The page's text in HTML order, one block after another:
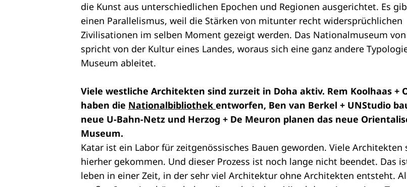
die Kunst aus unterschiedlichen Epochen und Regionen ausgerichtet. Es
einen Parallelismus, weil die Stärken von mitunter recht widersprüchlichen
Zivilisationen im selben Moment gezeigt werden. Das Nationalmuseum
spricht von der Kultur eines Landes, woraus sich eine ganz andere
Museum ableitet.
Viele westliche Architekten sind zurzeit in Doha aktiv. Rem Koolhaas +
haben die Nationalbibliothek entworfen, Ben van Berkel + UNStudio
neue U-Bahn-Netz und Herzog + De Meuron planen das neue
Museum.
Katar ist ein Labor für zeitgenössisches Bauen geworden. Viele Architekten
hierher gekommen. Und dieser Prozess ist noch lange nicht beendet. Das
leben in einer Zeit, in der sehr viel Architektur ohne Architekten entsteht.